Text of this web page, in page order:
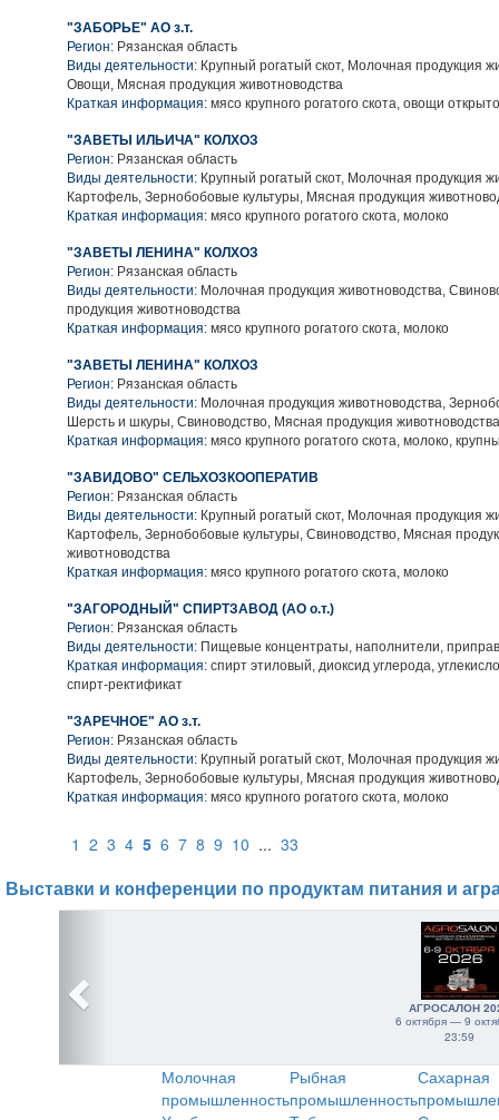
"ЗАБОРЬЕ" АО з.т.
Регион: Рязанская область
Виды деятельности: Крупный рогатый скот, Молочная продукция
Овощи, Мясная продукция животноводства
Краткая информация: мясо крупного рогатого скота, овощи
"ЗАВЕТЫ ИЛЬИЧА" КОЛХОЗ
Регион: Рязанская область
Виды деятельности: Крупный рогатый скот, Молочная продукция
Картофель, Зернобобовые культуры, Мясная продукция
Краткая информация: мясо крупного рогатого скота, молоко
"ЗАВЕТЫ ЛЕНИНА" КОЛХОЗ
Регион: Рязанская область
Виды деятельности: Молочная продукция животноводства,
продукция животноводства
Краткая информация: мясо крупного рогатого скота, молоко
"ЗАВЕТЫ ЛЕНИНА" КОЛХОЗ
Регион: Рязанская область
Виды деятельности: Молочная продукция животноводства,
Шерсть и шкуры, Свиноводство, Мясная продукция животноводства
Краткая информация: мясо крупного рогатого скота, молоко,
"ЗАВИДОВО" СЕЛЬХОЗКООПЕРАТИВ
Регион: Рязанская область
Виды деятельности: Крупный рогатый скот, Молочная продукция
Картофель, Зернобобовые культуры, Свиноводство, Мясная
животноводства
Краткая информация: мясо крупного рогатого скота, молоко
"ЗАГОРОДНЫЙ" СПИРТЗАВОД (АО о.т.)
Регион: Рязанская область
Виды деятельности: Пищевые концентраты, наполнители,
Краткая информация: спирт этиловый, диоксид углерода,
спирт-ректификат
"ЗАРЕЧНОЕ" АО з.т.
Регион: Рязанская область
Виды деятельности: Крупный рогатый скот, Молочная продукция
Картофель, Зернобобовые культуры, Мясная продукция
Краткая информация: мясо крупного рогатого скота, молоко
1 2 3 4 5 6 7 8 9 10 ... 33
Выставки и конференции по продуктам питания и
АГРОСАЛОН
6 октября — 9
23:59
Молочная
промышленность
Рыбная
промышленность
Сахарная